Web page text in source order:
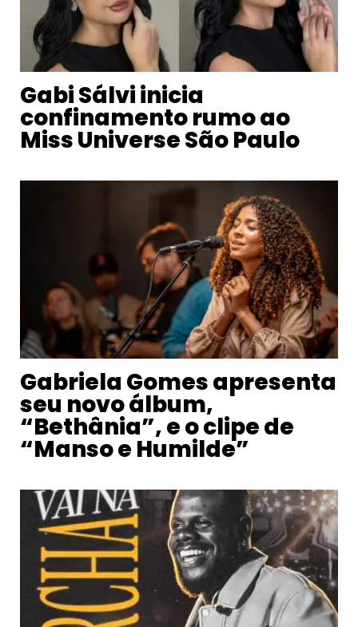
Gabi Sálvi inicia
confinamento rumo ao
Miss Universe São Paulo
Gabriela Gomes apresenta
seu novo álbum,
“Bethânia”, e o clipe de
“Manso e Humilde”